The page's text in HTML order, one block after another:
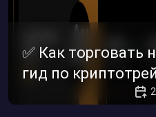
✅ Как торговать
гид по